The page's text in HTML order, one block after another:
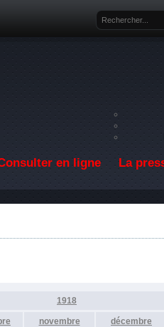
en ligne La
1918
novembre décembre